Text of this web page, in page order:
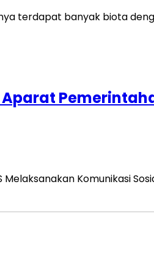
terdapat banyak biota
Komunikasi